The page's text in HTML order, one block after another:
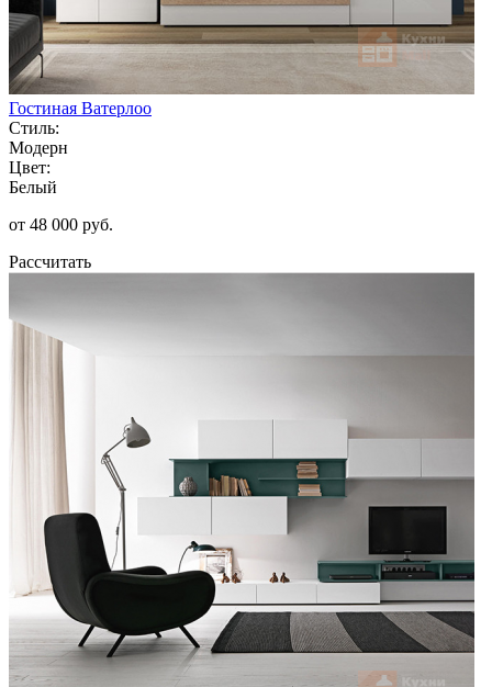
Гостиная Ватерлоо
Стиль:
Модерн
Цвет:
Белый
от 48 000 руб.
Рассчитать